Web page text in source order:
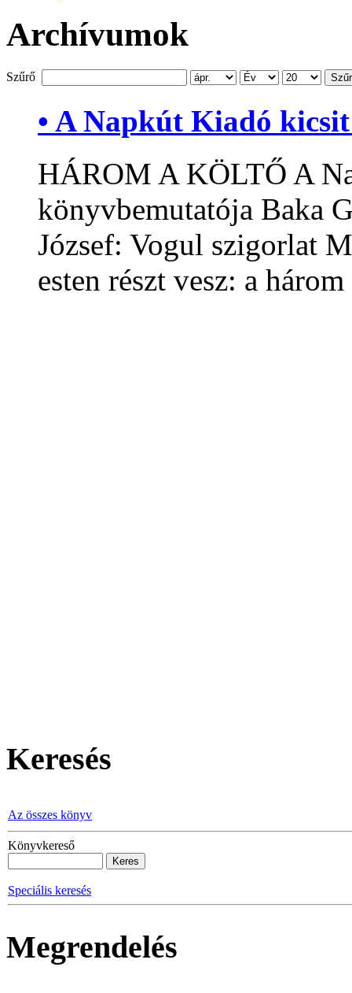
Archívumok
Szűrő
• A Napkút Kiadó
HÁROM A KÖLTŐ A
könyvbemutatója Baka
József: Vogul szigorlat
esten részt vesz: a
Keresés
Az összes könyv
Könyvkereső
Speciális keresés
Megrendelés